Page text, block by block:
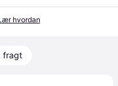
hvordan
fragt